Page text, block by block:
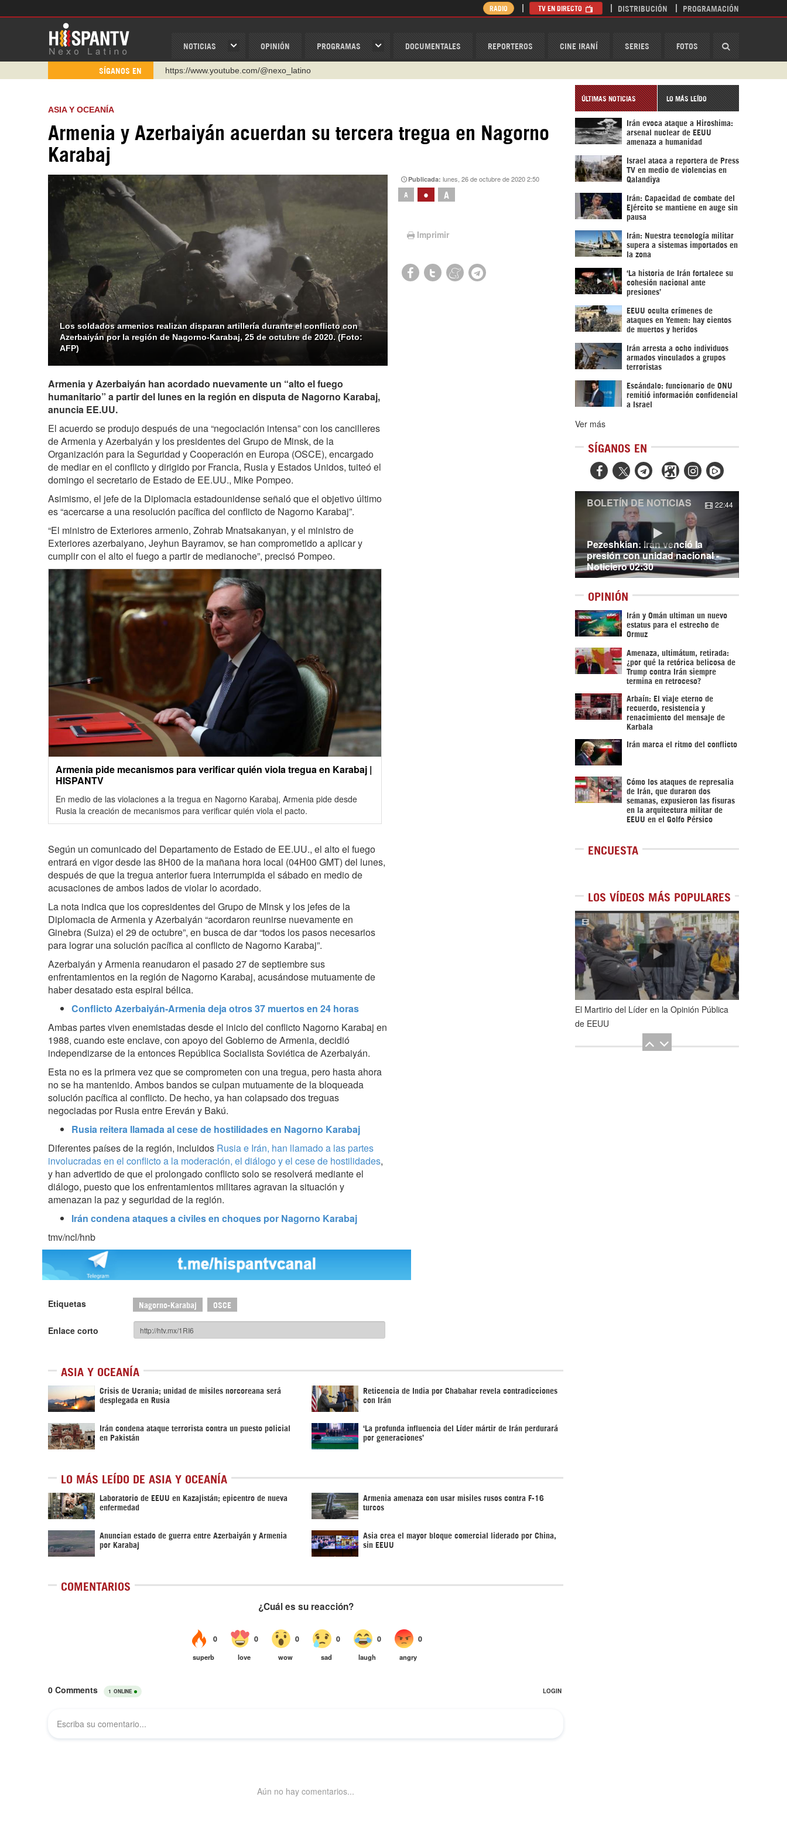
NOTICIAS OPINIÓN PROGRAMAS DOCUMENTALES REPORTEROS CINE IRANÍ SERIES FOTOS
RADIO TV EN DIRECTO DISTRIBUCIÓN PROGRAMACIÓN
SÍGANOS EN
https://www.youtube.com/@nexo_latino
https://urmedium.com/c/hispantv
WhatsApp y Viber: +98 921 79 29 404
https://www.facebook.com/Nexolatino.Canal
ASIA Y OCEANÍA
Armenia y Azerbaiyán acuerdan su tercera tregua en Nagorno
Karabaj
Los soldados armenios realizan disparan artillería durante el conflicto con
Azerbaiyán por la región de Nagorno-Karabaj, 25 de octubre de 2020. (Foto:
AFP)
Publicada:lunes, 26 de octubre de 2020 2:50
A • A
Imprimir
Armenia y Azerbaiyán han acordado nuevamente un “alto el fuego
humanitario” a partir del lunes en la región en disputa de Nagorno Karabaj,
anuncia EE.UU.
El acuerdo se produjo después de una “negociación intensa” con los cancilleres
de Armenia y Azerbaiyán y los presidentes del Grupo de Minsk, de la
Organización para la Seguridad y Cooperación en Europa (OSCE), encargado
de mediar en el conflicto y dirigido por Francia, Rusia y Estados Unidos, tuiteó el
domingo el secretario de Estado de EE.UU., Mike Pompeo.
Asimismo, el jefe de la Diplomacia estadounidense señaló que el objetivo último
es “acercarse a una resolución pacífica del conflicto de Nagorno Karabaj”.
“El ministro de Exteriores armenio, Zohrab Mnatsakanyan, y el ministro de
Exteriores azerbaiyano, Jeyhun Bayramov, se han comprometido a aplicar y
cumplir con el alto el fuego a partir de medianoche”, precisó Pompeo.
Armenia pide mecanismos para verificar quién viola tregua en Karabaj |
HISPANTV
En medio de las violaciones a la tregua en Nagorno Karabaj, Armenia pide desde
Rusia la creación de mecanismos para verificar quién viola el pacto.
Según un comunicado del Departamento de Estado de EE.UU., el alto el fuego
entrará en vigor desde las 8H00 de la mañana hora local (04H00 GMT) del lunes,
después de que la tregua anterior fuera interrumpida el sábado en medio de
acusaciones de ambos lados de violar lo acordado.
La nota indica que los copresidentes del Grupo de Minsk y los jefes de la
Diplomacia de Armenia y Azerbaiyán “acordaron reunirse nuevamente en
Ginebra (Suiza) el 29 de octubre”, en busca de dar “todos los pasos necesarios
para lograr una solución pacífica al conflicto de Nagorno Karabaj”.
Azerbaiyán y Armenia reanudaron el pasado 27 de septiembre sus
enfrentamientos en la región de Nagorno Karabaj, acusándose mutuamente de
haber desatado esta espiral bélica.
Conflicto Azerbaiyán-Armenia deja otros 37 muertos en 24 horas
Ambas partes viven enemistadas desde el inicio del conflicto Nagorno Karabaj en
1988, cuando este enclave, con apoyo del Gobierno de Armenia, decidió
independizarse de la entonces República Socialista Soviética de Azerbaiyán.
Esta no es la primera vez que se comprometen con una tregua, pero hasta ahora
no se ha mantenido. Ambos bandos se culpan mutuamente de la bloqueada
solución pacífica al conflicto. De hecho, ya han colapsado dos treguas
negociadas por Rusia entre Ereván y Bakú.
Rusia reitera llamada al cese de hostilidades en Nagorno Karabaj
Diferentes países de la región, incluidos Rusia e Irán, han llamado a las partes
involucradas en el conflicto a la moderación, el diálogo y el cese de hostilidades,
y han advertido de que el prolongado conflicto solo se resolverá mediante el
diálogo, puesto que los enfrentamientos militares agravan la situación y
amenazan la paz y seguridad de la región.
Irán condena ataques a civiles en choques por Nagorno Karabaj
tmv/ncl/hnb
Etiquetas Nagorno-Karabaj OSCE
Enlace corto
ASIA Y OCEANÍA
Crisis de Ucrania; unidad de misiles norcoreana será
desplegada en Rusia
Reticencia de India por Chabahar revela contradicciones
con Irán
Irán condena ataque terrorista contra un puesto policial
en Pakistán
‘La profunda influencia del Líder mártir de Irán perdurará
por generaciones’
LO MÁS LEÍDO DE ASIA Y OCEANÍA
Laboratorio de EEUU en Kazajistán; epicentro de nueva
enfermedad
Armenia amenaza con usar misiles rusos contra F-16
turcos
Anuncian estado de guerra entre Azerbaiyán y Armenia
por Karabaj
Asia crea el mayor bloque comercial liderado por China,
sin EEUU
COMENTARIOS
ÚLTIMAS NOTICIAS LO MÁS LEÍDO
Irán evoca ataque a Hiroshima:
arsenal nuclear de EEUU
amenaza a humanidad
Israel ataca a reportera de Press
TV en medio de violencias en
Qalandiya
Irán: Capacidad de combate del
Ejército se mantiene en auge sin
pausa
Irán: Nuestra tecnología militar
supera a sistemas importados en
la zona
‘La historia de Irán fortalece su
cohesión nacional ante
presiones’
EEUU oculta crímenes de
ataques en Yemen: hay cientos
de muertos y heridos
Irán arresta a ocho individuos
armados vinculados a grupos
terroristas
Escándalo: funcionario de ONU
remitió información confidencial
a Israel
Ver más
SÍGANOS EN
  
Pezeshkian: Irán venció la
presión con unidad nacional -
Noticiero 02:30
BOLETÍN DE NOTICIAS 22:44
OPINIÓN
Irán y Omán ultiman un nuevo
estatus para el estrecho de
Ormuz
Amenaza, ultimátum, retirada:
¿por qué la retórica belicosa de
Trump contra Irán siempre
termina en retroceso?
Arbaín: El viaje eterno de
recuerdo, resistencia y
renacimiento del mensaje de
Karbala
Irán marca el ritmo del conflicto
Cómo los ataques de represalia
de Irán, que duraron dos
semanas, expusieron las fisuras
en la arquitectura militar de
EEUU en el Golfo Pérsico
ENCUESTA
LOS VÍDEOS MÁS POPULARES
1de5
El Martirio del Líder en la Opinión Pública
de EEUU